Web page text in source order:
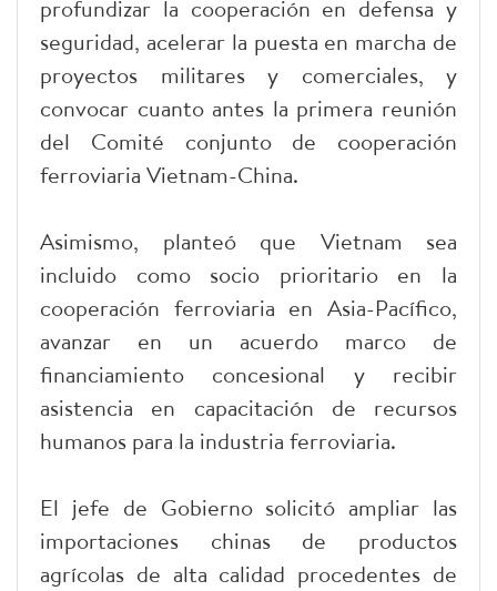
profundizar la cooperación en defensa y
seguridad, acelerar la puesta en marcha de
proyectos militares y comerciales, y
convocar cuanto antes la primera reunión
del Comité conjunto de cooperación
ferroviaria Vietnam-China.
Asimismo, planteó que Vietnam sea
incluido como socio prioritario en la
cooperación ferroviaria en Asia-Pacífico,
avanzar en un acuerdo marco de
financiamiento concesional y recibir
asistencia en capacitación de recursos
humanos para la industria ferroviaria.
El jefe de Gobierno solicitó ampliar las
importaciones chinas de productos
agrícolas de alta calidad procedentes de